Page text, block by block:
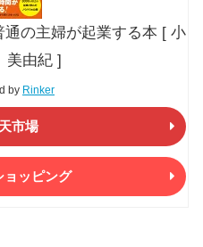
の主婦が起業する本 [ 小
由紀 ]
by Rinker
市場
ョッピング